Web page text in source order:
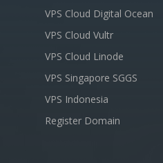
VPS Cloud Digital Ocean
VPS Cloud Vultr
VPS Cloud Linode
VPS Singapore SGGS
VPS Indonesia
Register Domain